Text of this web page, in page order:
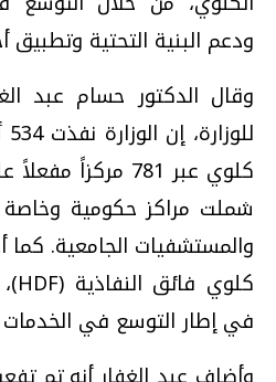
ودعم البنية التحتية وتطبيق
وقال الدكتور حسام عبد
كلوي عبر 781
شملت مراكز حكومية وخاصة
في إطار التوسع في الخدمات